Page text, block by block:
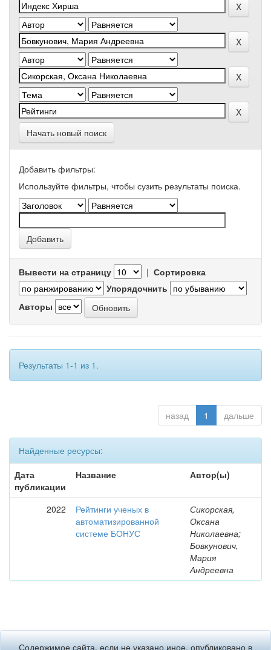
Начать новый поиск
Добавить фильтры:
Используйте фильтры, чтобы сузить результаты поиска.
Вывести на страницу | Сортировка
Упорядочнить
Авторы
Результаты 1-1 из 1.
назад 1 дальше
Найденные ресурсы:
Дата
публикации
Название Автор(ы)
2022
Рейтинги ученых в
автоматизированной
системе БОНУС
Сикорская,
Оксана
Николаевна;
Бовкунович,
Мария
Андреевна
Содержимое сайта, если не указано иное, опубликовано в